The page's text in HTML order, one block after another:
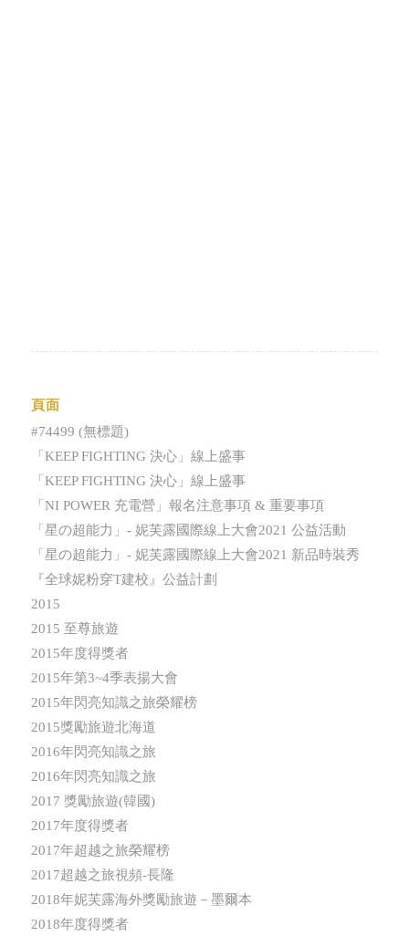
頁面
#74499 (無標題)
「KEEP FIGHTING 決心」線上盛事
「KEEP FIGHTING 決心」線上盛事
「NI POWER 充電營」報名注意事項 & 重要事項
「星の超能力」- 妮芙露國際線上大會2021 公益活動
「星の超能力」- 妮芙露國際線上大會2021 新品時裝秀
『全球妮粉穿T建校』公益計劃
2015
2015 至尊旅遊
2015年度得獎者
2015年第3~4季表揚大會
2015年閃亮知識之旅榮耀榜
2015獎勵旅遊北海道
2016年閃亮知識之旅
2016年閃亮知識之旅
2017 獎勵旅遊(韓國)
2017年度得獎者
2017年超越之旅榮耀榜
2017超越之旅視頻-長隆
2018年妮芙露海外獎勵旅遊－墨爾本
2018年度得獎者